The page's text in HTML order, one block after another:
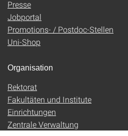
Presse
Jobportal
Promotions- / Postdoc-Stellen
Uni-Shop
Organisation
Rektorat
Fakultäten und Institute
Einrichtungen
Zentrale Verwaltung